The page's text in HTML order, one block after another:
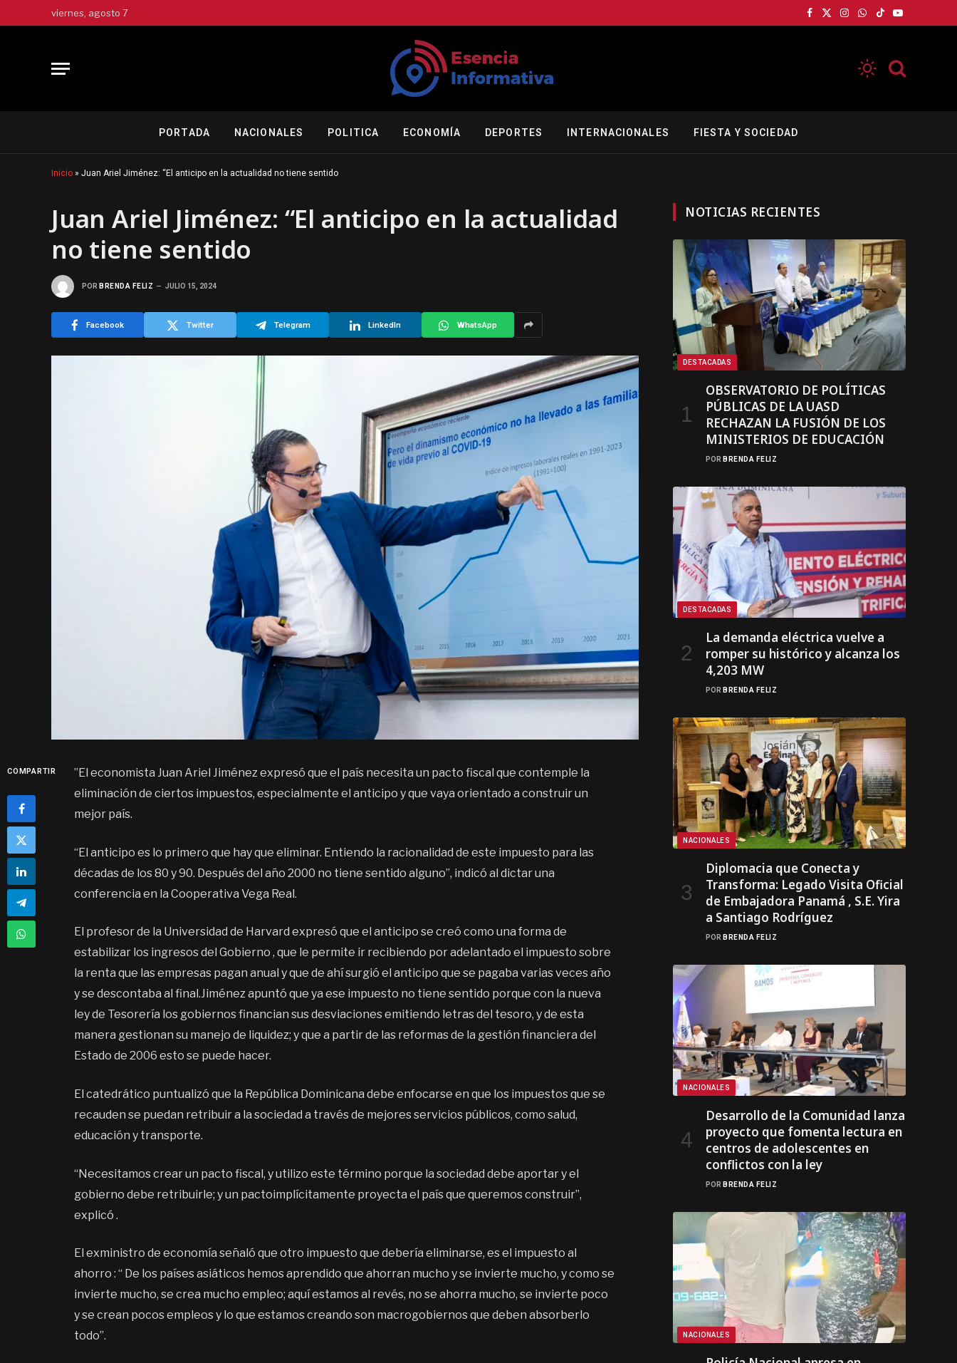
viernes, agosto 7
Facebook
X
Instagram
WhatsApp
TikTokYouTube
PORTADA NACIONALES POLITICA ECONOMÍA DEPORTES INTERNACIONALES FIESTA Y SOCIEDAD
Inicio » Juan Ariel Jiménez: “El anticipo en la actualidad no tiene sentido
Juan Ariel Jiménez: “El anticipo en la actualidad
no tiene sentido
POR BRENDA FELIZ JULIO 15, 2024
Facebook Twitter Telegram LinkedIn WhatsApp
COMPARTIR
”El economista Juan Ariel Jiménez expresó que el país necesita un pacto fiscal que contemple la
eliminación de ciertos impuestos, especialmente el anticipo y que vaya orientado a construir un
mejor país.
“El anticipo es lo primero que hay que eliminar. Entiendo la racionalidad de este impuesto para las
décadas de los 80 y 90. Después del año 2000 no tiene sentido alguno”, indicó al dictar una
conferencia en la Cooperativa Vega Real.
El profesor de la Universidad de Harvard expresó que el anticipo se creó como una forma de
estabilizar los ingresos del Gobierno , que le permite ir recibiendo por adelantado el impuesto sobre
la renta que las empresas pagan anual y que de ahí surgió el anticipo que se pagaba varias veces año
y se descontaba al final.Jiménez apuntó que ya ese impuesto no tiene sentido porque con la nueva
ley de Tesorería los gobiernos financian sus desviaciones emitiendo letras del tesoro, y de esta
manera gestionan su manejo de liquidez; y que a partir de las reformas de la gestión financiera del
Estado de 2006 esto se puede hacer.
El catedrático puntualizó que la República Dominicana debe enfocarse en que los impuestos que se
recauden se puedan retribuir a la sociedad a través de mejores servicios públicos, como salud,
educación y transporte.
“Necesitamos crear un pacto fiscal, y utilizo este término porque la sociedad debe aportar y el
gobierno debe retribuirle; y un pactoimplícitamente proyecta el país que queremos construir”,
explicó .
El exministro de economía señaló que otro impuesto que debería eliminarse, es el impuesto al
ahorro : “ De los países asiáticos hemos aprendido que ahorran mucho y se invierte mucho, y como se
invierte mucho, se crea mucho empleo; aquí estamos al revés, no se ahorra mucho, se invierte poco
y se crean pocos empleos y lo que estamos creando son macrogobiernos que deben absorberlo
todo”.
NOTICIAS RECIENTES
DESTACADAS
OBSERVATORIO DE POLÍTICAS
PÚBLICAS DE LA UASD
RECHAZAN LA FUSIÓN DE LOS
MINISTERIOS DE EDUCACIÓN
POR BRENDA FELIZ
DESTACADAS
La demanda eléctrica vuelve a
romper su histórico y alcanza los
4,203 MW
POR BRENDA FELIZ
NACIONALES
Diplomacia que Conecta y
Transforma: Legado Visita Oficial
de Embajadora Panamá , S.E. Yira
a Santiago Rodríguez
POR BRENDA FELIZ
NACIONALES
Desarrollo de la Comunidad lanza
proyecto que fomenta lectura en
centros de adolescentes en
conflictos con la ley
POR BRENDA FELIZ
NACIONALES